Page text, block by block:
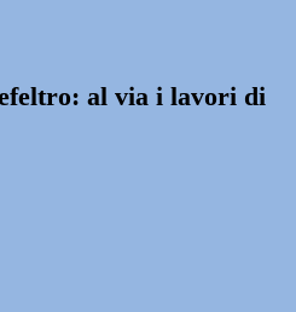
al via i lavori di